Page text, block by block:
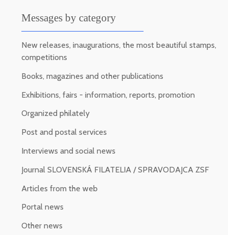
Messages by category
New releases, inaugurations, the most beautiful stamps,
competitions
Books, magazines and other publications
Exhibitions, fairs - information, reports, promotion
Organized philately
Post and postal services
Interviews and social news
Journal SLOVENSKÁ FILATELIA / SPRAVODAJCA ZSF
Articles from the web
Portal news
Other news